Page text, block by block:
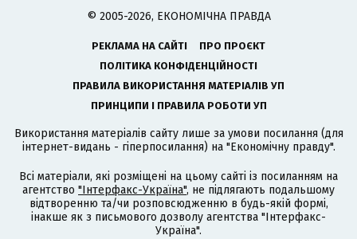
© 2005-2026, ЕКОНОМІЧНА ПРАВДА
РЕКЛАМА НА САЙТІ
ПРО ПРОЄКТ
ПОЛІТИКА КОНФІДЕНЦІЙНОСТІ
ПРАВИЛА ВИКОРИСТАННЯ МАТЕРІАЛІВ УП
ПРИНЦИПИ І ПРАВИЛА РОБОТИ УП
Використання матеріалів сайту лише за умови посилання (для
інтернет-видань - гіперпосилання) на "Економічну правду".
Всі матеріали, які розміщені на цьому сайті із посиланням на
агентство "Інтерфакс-Україна", не підлягають подальшому
відтворенню та/чи розповсюдженню в будь-якій формі,
інакше як з письмового дозволу агентства "Інтерфакс-
Україна".